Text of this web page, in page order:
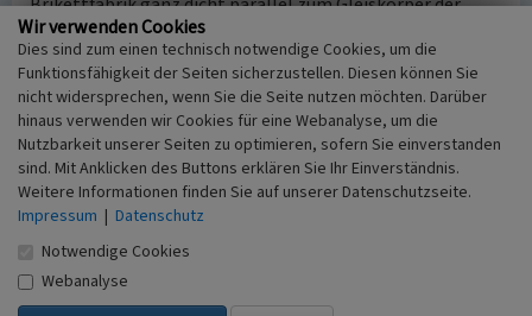
Ruhrtalbahn angeordnet waren. Über dem Schacht erhob
sich ein Fördergerüst in Stahlkonstruktion; 1906 wurde
mit 724 Beschäftigten 23.3267 t Kohle gefördert.
Gleichzeitig mit der neuen Schachtanlage entstand
entlang der östlichen Zufahrtsstraße eine Siedlung mit
eingeschossigen Vierhäusern zur Flussseite im „Villenstil“
und zweigeschossigen Mehrfamilienhäusern an der
Bergseite. Nachdem Schacht 1 schon 1912-15 tiefer
geteuft worden war, wurde um 1921 die Fördereinrichtung
erneuert. Das neue Fördergerüst war um 90o gedreht und
Wir verwenden Cookies
Dies sind zum einen technisch notwendige Cookies, um die
Funktionsfähigkeit der Seiten sicherzustellen. Diesen können Sie
nicht widersprechen, wenn Sie die Seite nutzen möchten. Darüber
hinaus verwenden wir Cookies für eine Webanalyse, um die
Nutzbarkeit unserer Seiten zu optimieren, sofern Sie einverstanden
sind. Mit Anklicken des Buttons erklären Sie Ihr Einverständnis.
Weitere Informationen finden Sie auf unserer Datenschutzseite.
Impressum | Datenschutz
Notwendige Cookies
Webanalyse